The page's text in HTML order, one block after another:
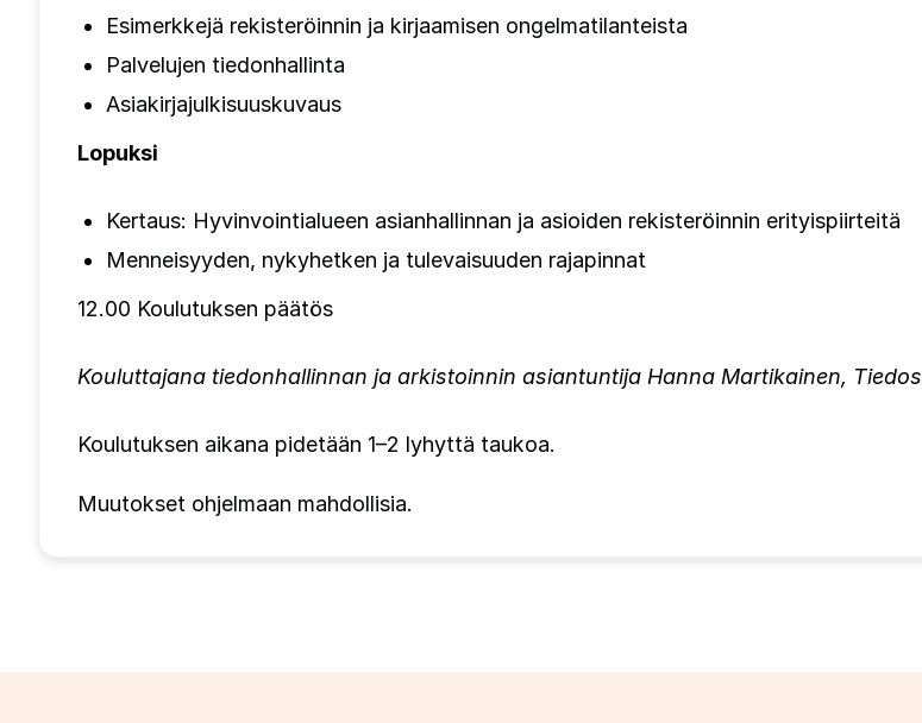
Esimerkkejä rekisteröinnin ja kirjaamisen ongelmatilanteista
Palvelujen tiedonhallinta
Asiakirjajulkisuuskuvaus
Lopuksi
Kertaus: Hyvinvointialueen asianhallinnan ja asioiden rekisteröinnin erityispiirteitä
Menneisyyden, nykyhetken ja tulevaisuuden rajapinnat
12.00 Koulutuksen päätös
Kouluttajana tiedonhallinnan ja arkistoinnin asiantuntija Hanna Martikainen, Tiedos
Koulutuksen aikana pidetään 1–2 lyhyttä taukoa.
Muutokset ohjelmaan mahdollisia.